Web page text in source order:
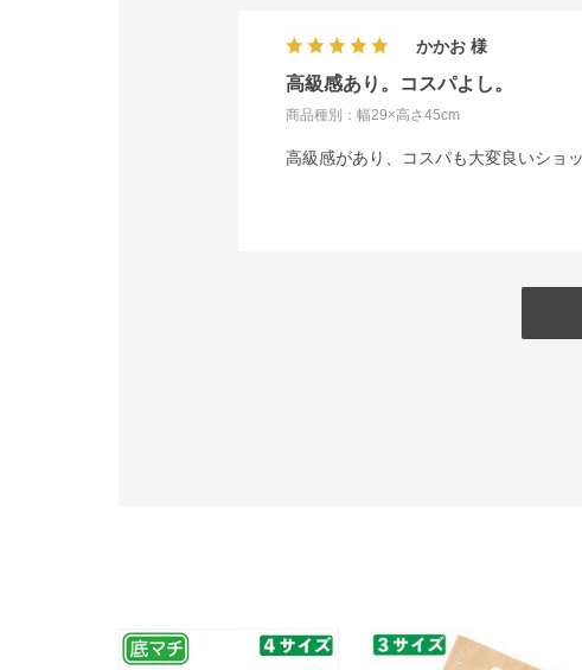
高級感あり。コスパよし。
商品種別：幅29×高さ45cm
かかお
高級感があり、コスパも大変良いショ